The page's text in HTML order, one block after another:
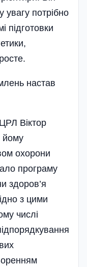
потрібно
підготовки
настав
Віктор
йому
охорони
програму
здоров’я
з цими
числі